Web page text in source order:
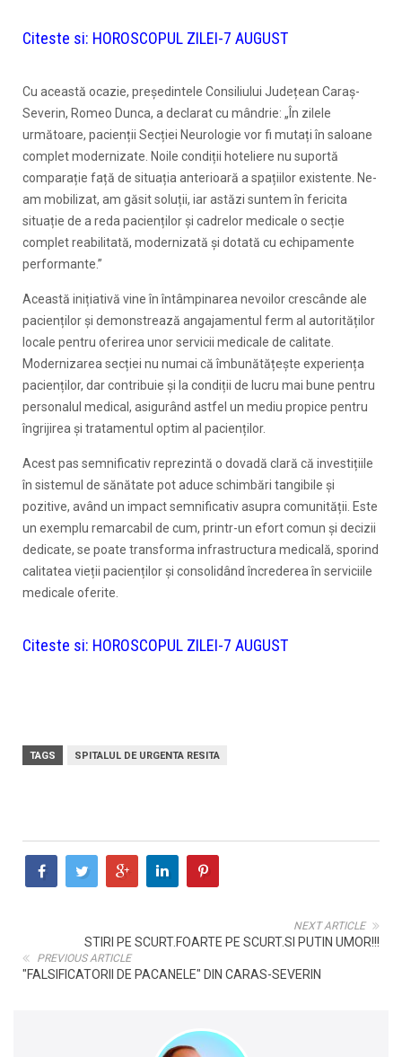
Citeste si: HOROSCOPUL ZILEI-7 AUGUST
Cu această ocazie, președintele Consiliului Județean Caraș-
Severin, Romeo Dunca, a declarat cu mândrie: „În zilele
următoare, pacienții Secției Neurologie vor fi mutați în saloane
complet modernizate. Noile condiții hoteliere nu suportă
comparație față de situația anterioară a spațiilor existente. Ne-
am mobilizat, am găsit soluții, iar astăzi suntem în fericita
situație de a reda pacienților și cadrelor medicale o secție
complet reabilitată, modernizată și dotată cu echipamente
performante.”
Această inițiativă vine în întâmpinarea nevoilor crescânde ale
pacienților și demonstrează angajamentul ferm al autorităților
locale pentru oferirea unor servicii medicale de calitate.
Modernizarea secției nu numai că îmbunătățește experiența
pacienților, dar contribuie și la condiții de lucru mai bune pentru
personalul medical, asigurând astfel un mediu propice pentru
îngrijirea și tratamentul optim al pacienților.
Acest pas semnificativ reprezintă o dovadă clară că investițiile
în sistemul de sănătate pot aduce schimbări tangibile și
pozitive, având un impact semnificativ asupra comunității. Este
un exemplu remarcabil de cum, printr-un efort comun și decizii
dedicate, se poate transforma infrastructura medicală, sporind
calitatea vieții pacienților și consolidând încrederea în serviciile
medicale oferite.
Citeste si: HOROSCOPUL ZILEI-7 AUGUST
TAGS SPITALUL DE URGENTA RESITA
NEXT ARTICLE
STIRI PE SCURT.FOARTE PE SCURT.SI PUTIN UMOR!!!
PREVIOUS ARTICLE
"FALSIFICATORII DE PACANELE" DIN CARAS-SEVERIN